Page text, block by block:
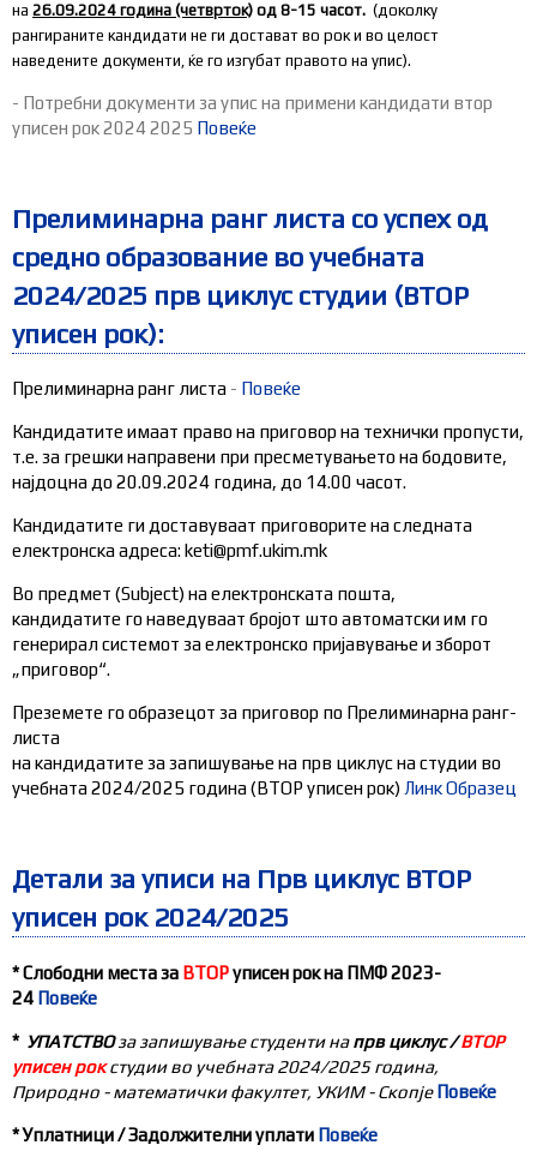
на 26.09.2024 година (четврток) од 8-15 часот. (доколку
рангираните кандидати не ги достават во рок и во целост
наведените документи, ќе го изгубат правото на упис).
- Потребни документи за упис на примени кандидати втор
уписен рок 2024 2025 Повеќе
Прелиминарна ранг листа со успех од
средно образование во учебната
2024/2025 прв циклус студии (ВТОР
уписен рок):
Прелиминарна ранг листа - Повеќе
Кандидатите имаат право на приговор на технички пропусти,
т.е. за грешки направени при пресметувањето на бодовите,
најдоцна до 20.09.2024 година, до 14.00 часот.
Кандидатите ги доставуваат приговорите на следната
електронска адреса: keti@pmf.ukim.mk
Во предмет (Subject) на електронската пошта,
кандидатите го наведуваат бројот што автоматски им го
генерирал системот за електронско пријавување и зборот
„приговор“.
Преземете го образецот за приговор по Прелиминарна ранг-
листа
на кандидатите за запишување на прв циклус на студии во
учебната 2024/2025 година (ВТОР уписен рок) Линк Образец
Детали за уписи на Прв циклус ВТОР
уписен рок 2024/2025
* Слободни места за ВТОРуписен рок на ПМФ 2023-
24 Повеќе
* УПАТСТВОза запишување студенти напрв циклус /ВТОР
уписен рокстудии во учебната 2024/2025година,
Природно - математички факултет, УКИМ - Скопје Повеќе
* Уплатници / Задолжителни уплати Повеќе